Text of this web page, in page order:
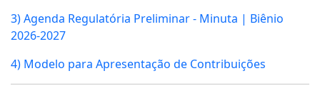
3) Agenda Regulatória Preliminar - Minuta | Biênio
2026-2027
4) Modelo para Apresentação de Contribuições